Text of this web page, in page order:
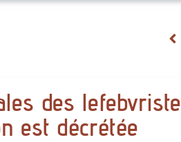
des
est décrétée